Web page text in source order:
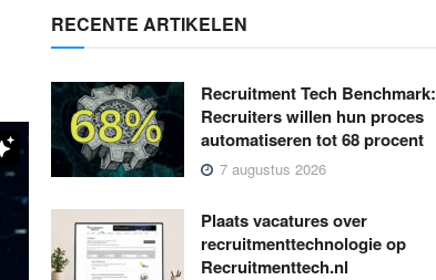
RECENTE ARTIKELEN
Recruitment Tech Benchmark:
Recruiters willen hun proces
automatiseren tot 68 procent
7 augustus 2026
Plaats vacatures over
recruitmenttechnologie op
Recruitmenttech.nl